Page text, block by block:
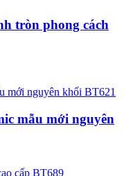
tròn phong cách
mẫu mới nguyên